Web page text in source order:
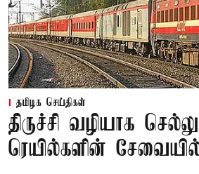
தமிழக செய்திகள்
திருச்சி வழியாக
ரெயில்களின்